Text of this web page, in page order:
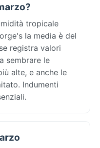
tropicale
la media è del
registra valori
sembrare le
alte, e anche le
Indumenti